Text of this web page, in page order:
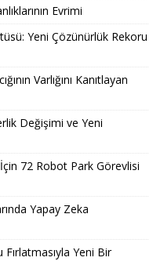
Evrimi
Yeni Çözünürlük Rekoru
Varlığını Kanıtlayan
Değişimi ve Yeni
İçin 72 Robot Park Görevlisi
Yapay Zeka
Yeni Bir